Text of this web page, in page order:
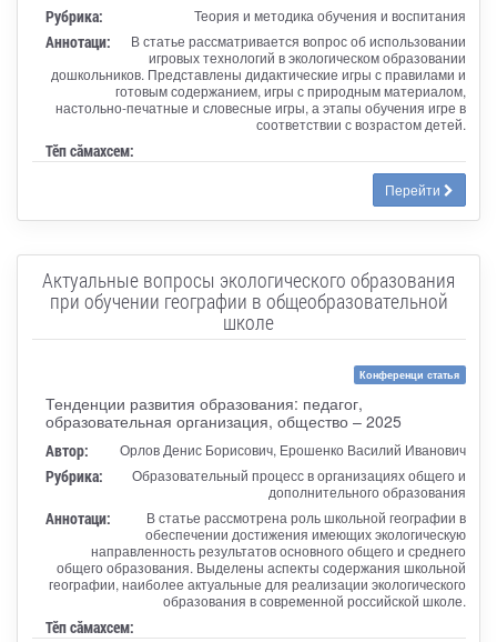
Рубрика: Теория и методика обучения и воспитания
Аннотаци:
В статье рассматривается вопрос об использовании
игровых технологий в экологическом образовании
дошкольников. Представлены дидактические игры с правилами и
готовым содержанием, игры с природным материалом,
настольно-печатные и словесные игры, а этапы обучения игре в
соответствии с возрастом детей.
Тӗп сӑмахсем:
Перейти
Актуальные вопросы экологического образования
при обучении географии в общеобразовательной
школе
Конференци статья
Тенденции развития образования: педагог,
образовательная организация, общество – 2025
Автор: Орлов Денис Борисович, Ерошенко Василий Иванович
Рубрика:
Образовательный процесс в организациях общего и
дополнительного образования
Аннотаци:
В статье рассмотрена роль школьной географии в
обеспечении достижения имеющих экологическую
направленность результатов основного общего и среднего
общего образования. Выделены аспекты содержания школьной
географии, наиболее актуальные для реализации экологического
образования в современной российской школе.
Тӗп сӑмахсем: